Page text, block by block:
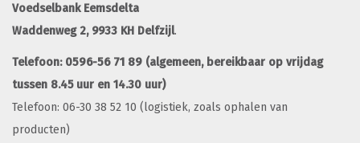
Voedselbank Eemsdelta
Waddenweg 2, 9933 KH Delfzijl.
Telefoon: 0596-56 71 89 (algemeen, bereikbaar op vrijdag
tussen 8.45 uur en 14.30 uur)
Telefoon: 06-30 38 52 10 (logistiek, zoals ophalen van
producten)